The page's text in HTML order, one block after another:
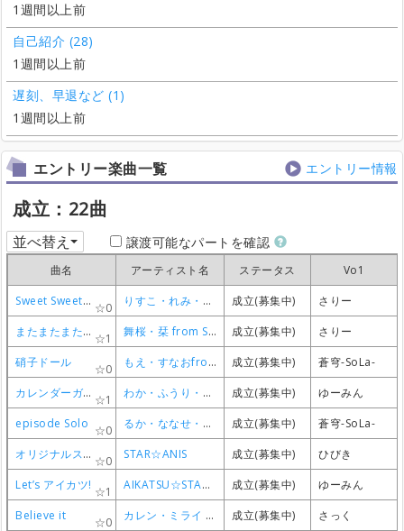
1週間以上前
自己紹介 (28)
1週間以上前
遅刻、早退など (1)
1週間以上前
エントリー楽曲一覧 エントリー情報
成立：22曲
並べ替え 譲渡可能なパートを確認
曲名 アーティスト名 ステータス
Vo1
Sweet Sweet Girls' Talk
0 りすこ・れみ・えり from STAR☆ANIS · るか from AIKATSU☆STARS! 成立(募集中)
さりー
またまたまたまたまた明日
1 舞桜・栞 from STARRY PLANET☆ 成立(募集中)
さりー
硝子ドール
0 もえ・すなおfrom STAR☆ANIS 成立(募集中)
蒼穹-SoLa-
カレンダーガール
1 わか・ふうり・すなおfromSTAR☆ANlS 成立(募集中)
ゆーみん
episode Solo
0 るか・ななせ・かな・みほ from AIKATSU☆STARS! 成立(募集中)
蒼穹-SoLa-
オリジナルスター☆彡
0 STAR☆ANIS 成立(募集中)
ひびき
Let’s アイカツ!
1 AIKATSU☆STARS! 成立(募集中)
ゆーみん
Believe it
0 カレン・ミライ from BEST FRIENDS！ 成立(募集中)
さっく
曲名 アーティスト名 ステータス
Vo1
Sweet Sweet Girls' Talk
0 りすこ・れみ・えり from STAR☆ANIS · るか from AIKATSU☆STARS! 成立(募集中)
さりー
またまたまたまたまた明日
1 舞桜・栞 from STARRY PLANET☆ 成立(募集中)
さりー
硝子ドール
0 もえ・すなおfrom STAR☆ANIS 成立(募集中)
蒼穹-SoLa-
カレンダーガール
1 わか・ふうり・すなおfromSTAR☆ANlS 成立(募集中)
ゆーみん
episode Solo
0 るか・ななせ・かな・みほ from AIKATSU☆STARS! 成立(募集中)
蒼穹-SoLa-
オリジナルスター☆彡
0 STAR☆ANIS 成立(募集中)
ひびき
Let’s アイカツ!
1 AIKATSU☆STARS! 成立(募集中)
ゆーみん
Believe it
0 カレン・ミライ from BEST FRIENDS！ 成立(募集中)
さっく
曲名 アーティスト名 ステータス
Vo1
Sweet Sweet Girls' Talk
0 りすこ・れみ・えり from STAR☆ANIS · るか from AIKATSU☆STARS! 成立(募集中)
さりー
またまたまたまたまた明日
1 舞桜・栞 from STARRY PLANET☆ 成立(募集中)
さりー
硝子ドール
0 もえ・すなおfrom STAR☆ANIS 成立(募集中)
蒼穹-SoLa-
カレンダーガール
1 わか・ふうり・すなおfromSTAR☆ANlS 成立(募集中)
ゆーみん
episode Solo
0 るか・ななせ・かな・みほ from AIKATSU☆STARS! 成立(募集中)
蒼穹-SoLa-
オリジナルスター☆彡
0 STAR☆ANIS 成立(募集中)
ひびき
Let’s アイカツ!
1 AIKATSU☆STARS! 成立(募集中)
ゆーみん
Believe it
0 カレン・ミライ from BEST FRIENDS！ 成立(募集中)
さっく
曲名 アーティスト名 ステータス
Vo1
Sweet Sweet Girls' Talk
0 りすこ・れみ・えり from STAR☆ANIS · るか from AIKATSU☆STARS! 成立(募集中)
さりー
またまたまたまたまた明日
1 舞桜・栞 from STARRY PLANET☆ 成立(募集中)
さりー
硝子ドール
0 もえ・すなおfrom STAR☆ANIS 成立(募集中)
蒼穹-SoLa-
カレンダーガール
1 わか・ふうり・すなおfromSTAR☆ANlS 成立(募集中)
ゆーみん
episode Solo
0 るか・ななせ・かな・みほ from AIKATSU☆STARS! 成立(募集中)
蒼穹-SoLa-
オリジナルスター☆彡
0 STAR☆ANIS 成立(募集中)
ひびき
Let’s アイカツ!
1 AIKATSU☆STARS! 成立(募集中)
ゆーみん
Believe it
0 カレン・ミライ from BEST FRIENDS！ 成立(募集中)
さっく